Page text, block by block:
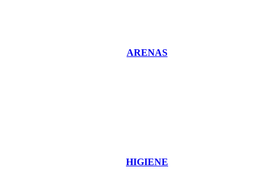
ARENAS
HIGIENE